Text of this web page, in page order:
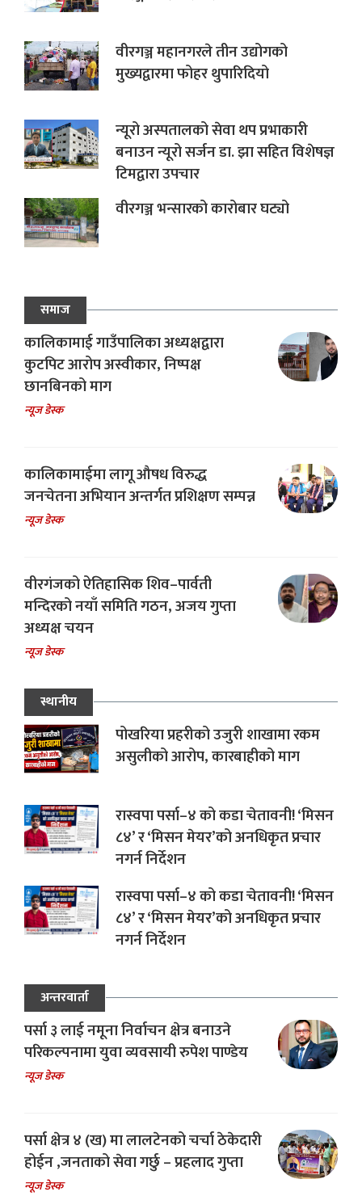
वीरगञ्ज महानगरले तीन उद्योगको
मुख्यद्वारमा फोहर थुपारिदियो
न्यूरो अस्पतालको सेवा थप प्रभाकारी
बनाउन न्यूरो सर्जन डा. झा सहित विशेषज्ञ
टिमद्वारा उपचार
वीरगञ्ज भन्सारको कारोबार घट्यो
समाज
कालिकामाई गाउँपालिका अध्यक्षद्वारा
कुटपिट आरोप अस्वीकार, निष्पक्ष
छानबिनको माग
न्यूज डेस्क
कालिकामाईमा लागू औषध विरुद्ध
जनचेतना अभियान अन्तर्गत प्रशिक्षण सम्पन्न
न्यूज डेस्क
वीरगंजको ऐतिहासिक शिव–पार्वती
मन्दिरको नयाँ समिति गठन, अजय गुप्ता
अध्यक्ष चयन
न्यूज डेस्क
स्थानीय
पोखरिया प्रहरीको उजुरी शाखामा रकम
असुलीको आरोप, कारबाहीको माग
रास्वपा पर्सा–४ को कडा चेतावनी! ‘मिसन
८४’ र ‘मिसन मेयर’को अनधिकृत प्रचार
नगर्न निर्देशन
रास्वपा पर्सा–४ को कडा चेतावनी! ‘मिसन
८४’ र ‘मिसन मेयर’को अनधिकृत प्रचार
नगर्न निर्देशन
अन्तरवार्ता
पर्सा ३ लाई नमूना निर्वाचन क्षेत्र बनाउने
परिकल्पनामा युवा व्यवसायी रुपेश पाण्डेय
न्यूज डेस्क
पर्सा क्षेत्र ४ (ख) मा लालटेनको चर्चा ठेकेदारी
होईन ,जनताको सेवा गर्छु – प्रहलाद गुप्ता
न्यूज डेस्क